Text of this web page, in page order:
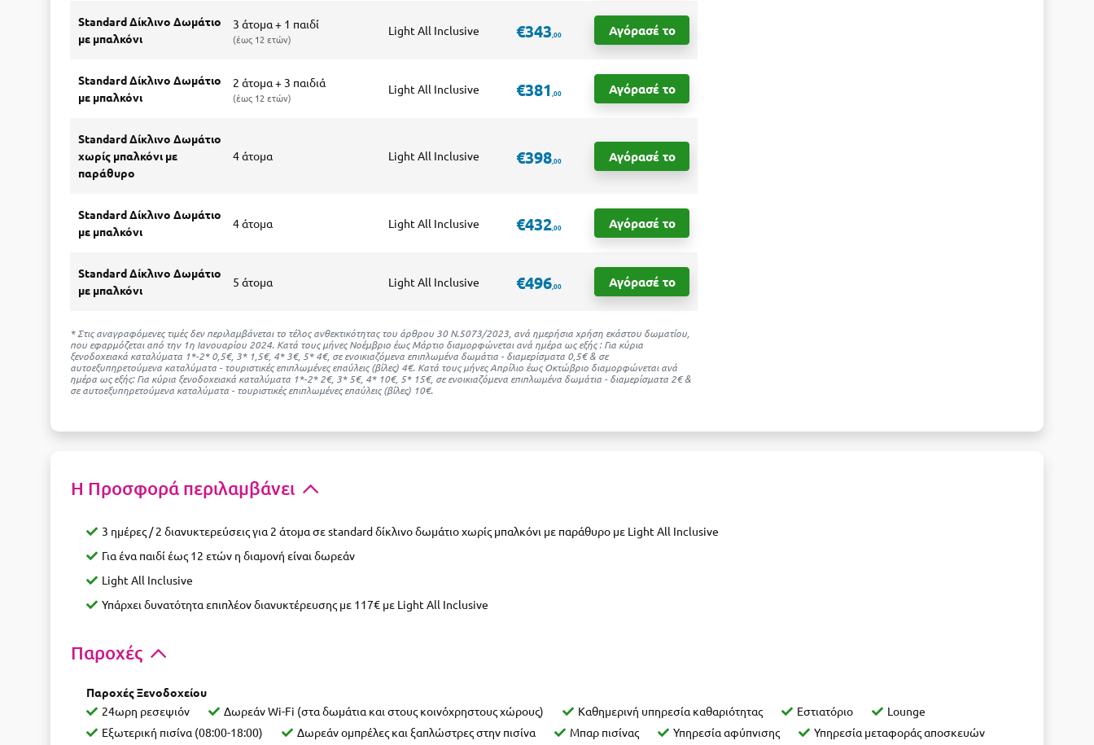
Standard Δίκλινο Δωμάτιο
με μπαλκόνι
3 άτομα + 1 παιδί
έως 12 ετών
Light All Inclusive €343,00 Αγόρασέ το
Standard Δίκλινο Δωμάτιο
με μπαλκόνι
2 άτομα + 3 παιδιά
έως 12 ετών
Light All Inclusive €381 ,00 Αγόρασέ το
Standard Δίκλινο Δωμάτιο
χωρίς μπαλκόνι με
παράθυρο
4 άτομα Light All Inclusive €398,00 Αγόρασέ το
Standard Δίκλινο Δωμάτιο
με μπαλκόνι
4 άτομα Light All Inclusive €432,00 Αγόρασέ το
Standard Δίκλινο Δωμάτιο
με μπαλκόνι
5 άτομα Light All Inclusive €496,00 Αγόρασέ το
* Στις αναγραφόμενες τιμές δεν περιλαμβάνεται το τέλος ανθεκτικότητας του άρθρου 30 Ν.5073/2023, ανά ημερήσια χρήση εκάστου δωματίου,
που εφαρμόζεται από την 1η Ιανουαρίου 2024. Κατά τους μήνες Νοέμβριο έως Μάρτιο διαμορφώνεται ανά ημέρα ως εξής : Για κύρια
ξενοδοχειακά καταλύματα 1*-2* 0,5€, 3* 1,5€, 4* 3€, 5* 4€, σε ενοικιαζόμενα επιπλωμένα δωμάτια - διαμερίσματα 0,5€ & σε
αυτοεξυπηρετούμενα καταλύματα - τουριστικές επιπλωμένες επαύλεις (βίλες) 4€. Kατά τους μήνες Απρίλιο έως Οκτώβριο διαμορφώνεται ανά
ημέρα ως εξής: Για κύρια ξενοδοχειακά καταλύματα 1*-2* 2€, 3* 5€, 4* 10€, 5* 15€, σε ενοικιαζόμενα επιπλωμένα δωμάτια - διαμερίσματα 2€ &
σε αυτοεξυπηρετούμενα καταλύματα - τουριστικές επιπλωμένες επαύλεις (βίλες) 10€.
Η Προσφορά περιλαμβάνει
3 ημέρες / 2 διανυκτερεύσεις για 2 άτομα σε standard δίκλινο δωμάτιο χωρίς μπαλκόνι με παράθυρο με Light All Inclusive
Για ένα παιδί έως 12 ετών η διαμονή είναι δωρεάν
Light All Inclusive
Υπάρχει δυνατότητα επιπλέον διανυκτέρευσης με 117€ με Light All Inclusive
Παροχές
Παροχές Ξενοδοχείου
24ωρη ρεσεψιόν
Δωρεάν Wi-Fi (στα δωμάτια και στους κοινόχρηστους χώρους) Καθημερινή υπηρεσία καθαριότητας Εστιατόριο
Lounge
Εξωτερική πισίνα (08:00-18:00)
Δωρεάν ομπρέλες και ξαπλώστρες στην πισίνα Μπαρ πισίνας Υπηρεσία αφύπνισης
Υπηρεσία μεταφοράς αποσκευών